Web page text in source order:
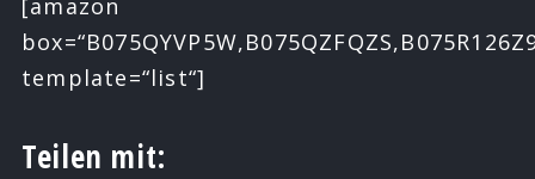
[amazon
template=“list“]
Teilen mit: